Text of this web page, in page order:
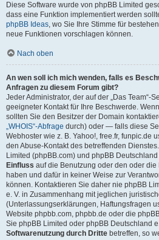
Diese Software wurde von phpBB Limited
dass eine Funktion implementiert werden
phpBB Ideas, wo Sie Ihre Stimme für
neue Funktionen vorschlagen können.
Nach oben
An wen soll ich mich wenden, falls es
Anfragen zu diesem Forum gibt?
Jeder Administrator, der auf der „Das Team“-
geeigneter Kontakt für Ihre Beschwerde.
sollten Sie den Besitzer der Domain
„WHOIS“-Abfrage durch) oder — falls diese
Webhoster wie z. B. Yahoo!, free.fr, funpic.de
den Abuse-Kontakt des betreffenden
Limited (phpBB.com) und phpBB
Einfluss auf die Benutzung oder den oder
haben und dafür in keiner Weise zur
können. Kontaktieren Sie daher nie phpBB
e. V. in Zusammenhang mit jeglichen
(Unterlassungserklärungen, Haftungsfragen
Website phpbb.com, phpbb.de oder die
Sie phpBB Limited oder phpBB Deutschland
Softwarenutzung durch Dritte betreffen, so